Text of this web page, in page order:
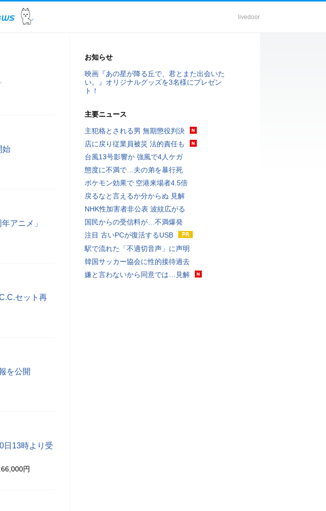
livedoor
始
アニメ」
セット再
を公開
日13時より受
円
お知らせ
映画『あの星が降る丘で、君とまた出会いた
い。』オリジナルグッズを3名様にプレゼン
ト！
主要ニュース
主犯格とされる男 無期懲役判決
店に戻り従業員被災 法的責任も
台風13号影響か 強風で4人ケガ
態度に不満で…夫の弟を暴行死
ポケモン効果で 空港来場者4.5倍
戻るなと言えるか分からぬ 見解
NHK性加害者非公表 波紋広がる
国民からの受信料が…不満爆発
注目 古いPCが復活するUSB
駅で流れた「不適切音声」に声明
韓国サッカー協会に性的接待過去
嫌と言わないから同意では…見解